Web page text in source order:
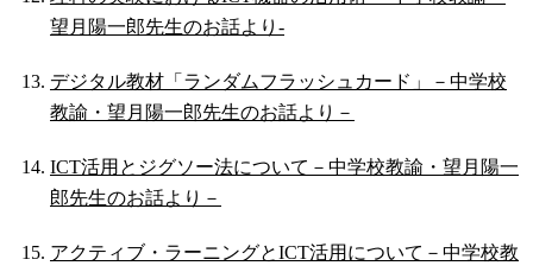
望月陽一郎先生のお話より‐
デジタル教材「ランダムフラッシュカード」－中学校
教諭・望月陽一郎先生のお話より－
ICT活用とジグソー法について－中学校教諭・望月陽一
郎先生のお話より－
アクティブ・ラーニングとICT活用について－中学校教